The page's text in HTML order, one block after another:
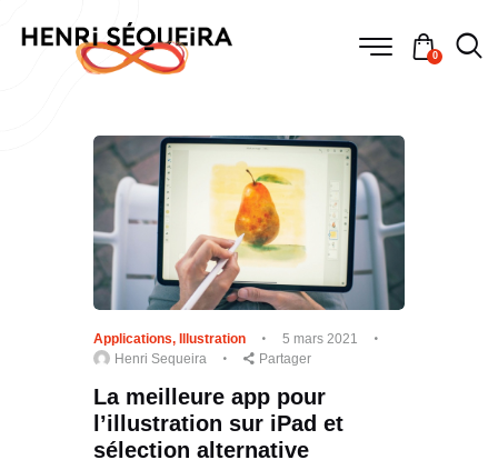
0
Applications, Illustration
5 mars 2021
Henri Sequeira
Partager
La meilleure app pour
l’illustration sur iPad et
sélection alternative